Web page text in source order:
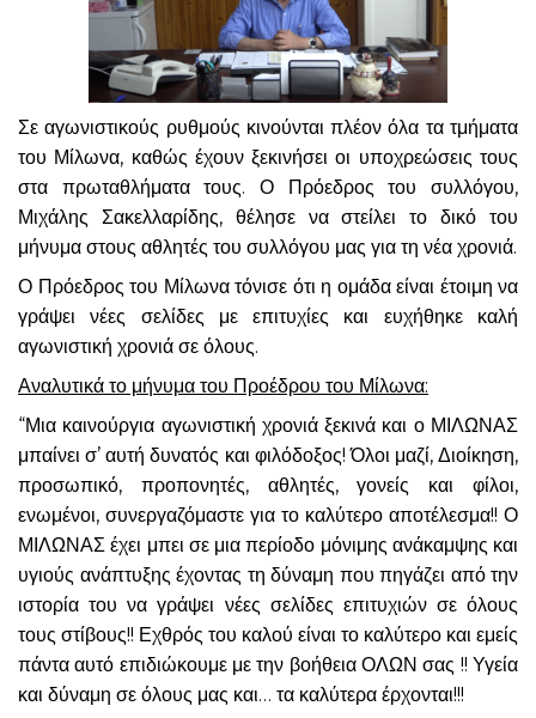
Σε αγωνιστικούς ρυθμούς κινούνται πλέον όλα τα τμήματα
του Μίλωνα, καθώς έχουν ξεκινήσει οι υποχρεώσεις τους
στα πρωταθλήματα τους. Ο Πρόεδρος του συλλόγου,
Μιχάλης Σακελλαρίδης, θέλησε να στείλει το δικό του
μήνυμα στους αθλητές του συλλόγου μας για τη νέα χρονιά.
Ο Πρόεδρος του Μίλωνα τόνισε ότι η ομάδα είναι έτοιμη να
γράψει νέες σελίδες με επιτυχίες και ευχήθηκε καλή
αγωνιστική χρονιά σε όλους.
Αναλυτικά το μήνυμα του Προέδρου του Μίλωνα:
“Μια καινούργια αγωνιστική χρονιά ξεκινά και ο ΜΙΛΩΝΑΣ
μπαίνει σ’ αυτή δυνατός και φιλόδοξος! Όλοι μαζί, Διοίκηση,
προσωπικό, προπονητές, αθλητές, γονείς και φίλοι,
ενωμένοι, συνεργαζόμαστε για το καλύτερο αποτέλεσμα!! Ο
ΜΙΛΩΝΑΣ έχει μπει σε μια περίοδο μόνιμης ανάκαμψης και
υγιούς ανάπτυξης έχοντας τη δύναμη που πηγάζει από την
ιστορία του να γράψει νέες σελίδες επιτυχιών σε όλους
τους στίβους!! Εχθρός του καλού είναι το καλύτερο και εμείς
πάντα αυτό επιδιώκουμε με την βοήθεια ΟΛΩΝ σας !! Υγεία
και δύναμη σε όλους μας και… τα καλύτερα έρχονται!!!